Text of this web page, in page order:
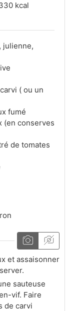
kcal
julienne,
( ou un
fumé
(en conserves
de tomates
et assaisonner
sauteuse
vif. Faire
de carvi